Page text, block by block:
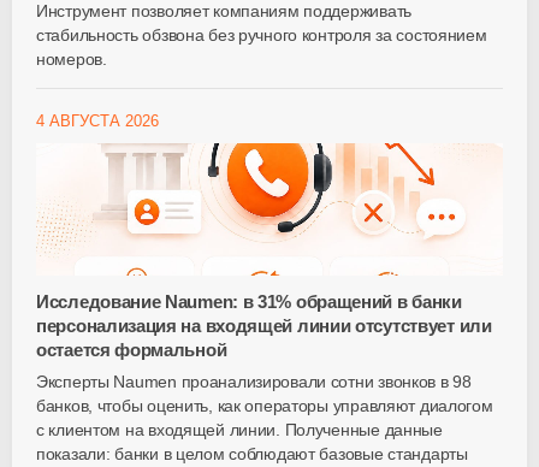
Инструмент позволяет компаниям поддерживать
стабильность обзвона без ручного контроля за состоянием
номеров.
4 АВГУСТА 2026
Исследование Naumen: в 31% обращений в банки
персонализация на входящей линии отсутствует или
остается формальной
Эксперты Naumen проанализировали сотни звонков в 98
банков, чтобы оценить, как операторы управляют диалогом
с клиентом на входящей линии. Полученные данные
показали: банки в целом соблюдают базовые стандарты